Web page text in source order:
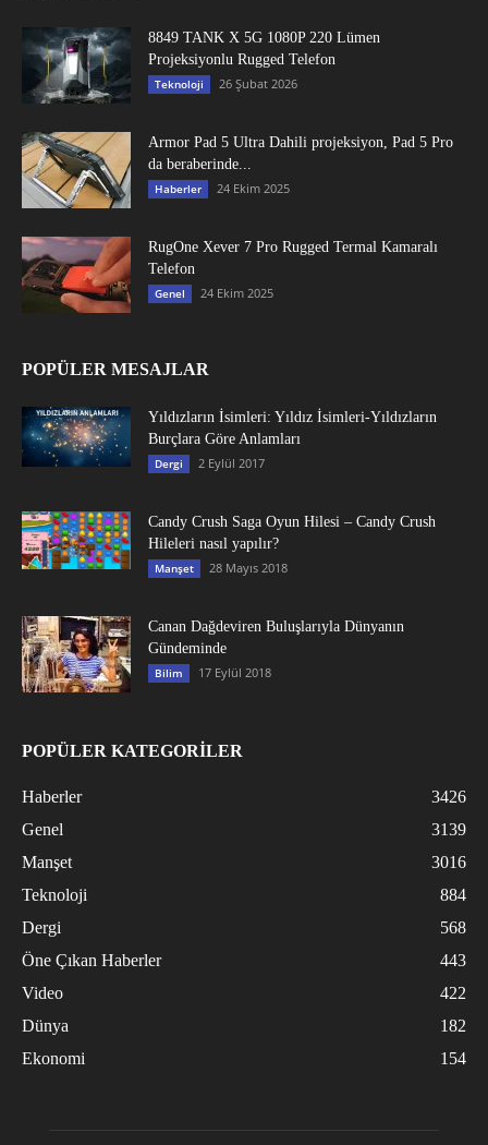
8849 TANK X 5G 1080P 220 Lümen
Projeksiyonlu Rugged Telefon
Teknoloji 26 Şubat 2026
Armor Pad 5 Ultra Dahili projeksiyon, Pad 5 Pro
da beraberinde...
Haberler 24 Ekim 2025
RugOne Xever 7 Pro Rugged Termal Kamaralı
Telefon
Genel 24 Ekim 2025
POPÜLER MESAJLAR
Yıldızların İsimleri: Yıldız İsimleri-Yıldızların
Burçlara Göre Anlamları
Dergi 2 Eylül 2017
Candy Crush Saga Oyun Hilesi – Candy Crush
Hileleri nasıl yapılır?
Manşet 28 Mayıs 2018
Canan Dağdeviren Buluşlarıyla Dünyanın
Gündeminde
Bilim 17 Eylül 2018
POPÜLER KATEGORİLER
Haberler
3426
Genel
3139
Manşet
3016
Teknoloji
884
Dergi
568
Öne Çıkan Haberler
443
Video
422
Dünya
182
Ekonomi
154